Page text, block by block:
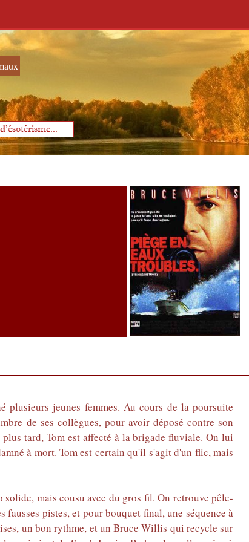
jeunes femmes. Au cours de la poursuite
de ses collègues, pour avoir déposé contre son
tard, Tom est affecté à la brigade fluviale. On lui
à mort. Tom est certain qu'il s'agit d'un flic, mais
mais cousu avec du gros fil. On retrouve pêle-
pistes, et pour bouquet final, une séquence à
un bon rythme, et un Bruce Willis qui recycle sur